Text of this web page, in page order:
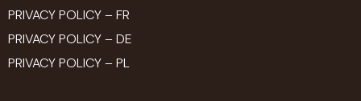
PRIVACY POLICY – FR
PRIVACY POLICY – DE
PRIVACY POLICY – PL